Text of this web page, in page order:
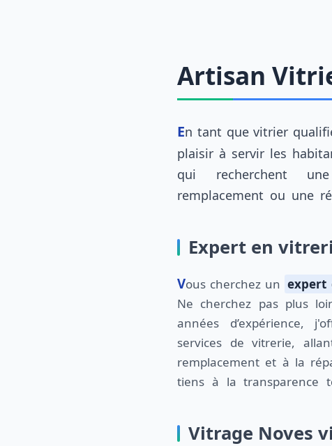
Artisan
En tant que vitrier qualifié à Noves, je prends
plaisir à servir les
qui recherchent
remplacement ou une
Cette ville magnifique offre à ses résidents
Expert en
Vous cherchez un expert
Ne cherchez pas plus
années d’expérience,
services de vitrerie,
remplacement et à la
tiens à la transparence
Vitrage Noves